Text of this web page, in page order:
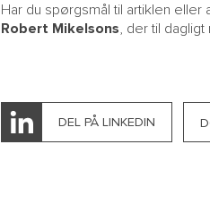
Har du spørgsmål til artiklen
Robert Mikelsons, der til
DEL PÅ LINKEDIN